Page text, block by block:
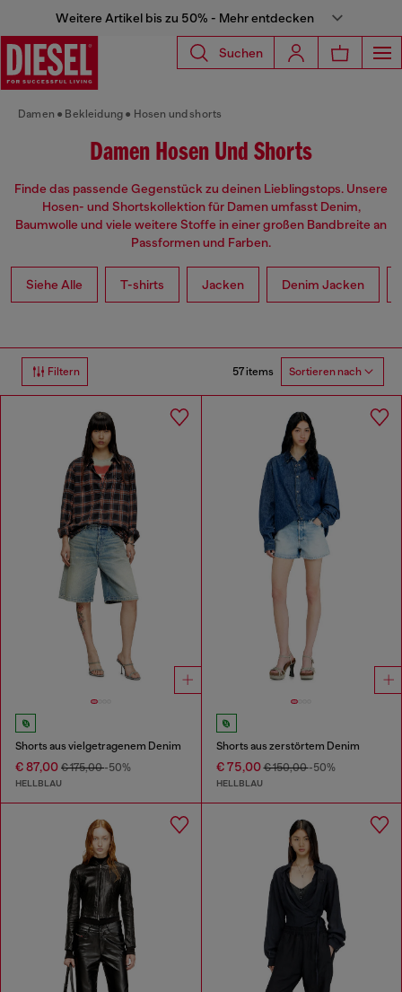
Weitere Artikel bis zu 50% - Mehr entdecken
Suchen
Damen Bekleidung Hosen und shorts
Damen Hosen Und Shorts
Finde das passende Gegenstück zu deinen Lieblingstops. Unsere
Hosen- und Shortskollektion für Damen umfasst Denim,
Baumwolle und viele weitere Stoffe in einer großen Bandbreite an
Passformen und Farben.
Siehe Alle T-shirts Jacken Denim Jacken
Filtern 57 items Sortieren nach
Shorts aus vielgetragenem Denim
€ 87,00 € 175,00-50%
HELLBLAU
Shorts aus zerstörtem Denim
€ 75,00€ 150,00-50%
HELLBLAU